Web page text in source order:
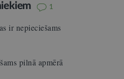
1
ir nepieciešams
pilnā apmērā